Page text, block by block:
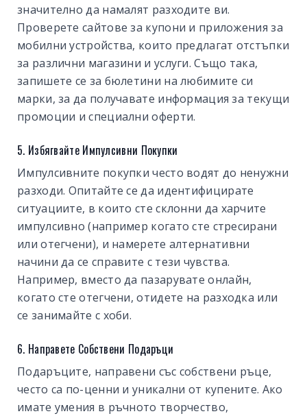
значително да намалят разходите ви.
Проверете сайтове за купони и приложения за
мобилни устройства, които предлагат отстъпки
за различни магазини и услуги. Също така,
запишете се за бюлетини на любимите си
марки, за да получавате информация за текущи
промоции и специални оферти.
5. Избягвайте Импулсивни Покупки
Импулсивните покупки често водят до ненужни
разходи. Опитайте се да идентифицирате
ситуациите, в които сте склонни да харчите
импулсивно (например когато сте стресирани
или отегчени), и намерете алтернативни
начини да се справите с тези чувства.
Например, вместо да пазарувате онлайн,
когато сте отегчени, отидете на разходка или
се занимайте с хоби.
6. Направете Собствени Подаръци
Подаръците, направени със собствени ръце,
често са по-ценни и уникални от купените. Ако
имате умения в ръчното творчество,